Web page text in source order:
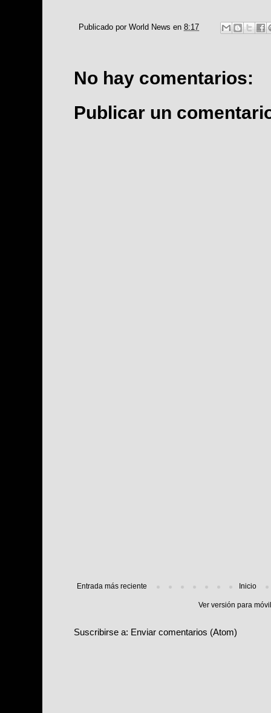
Publicado por World News en 8:17
No hay comentarios:
Publicar un
Entrada más reciente Inicio
Ver versión para
Suscribirse a: Enviar comentarios (Atom)